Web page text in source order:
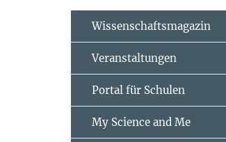
Wissenschaftsmagazin
Veranstaltungen
Portal für Schulen
My Science and Me